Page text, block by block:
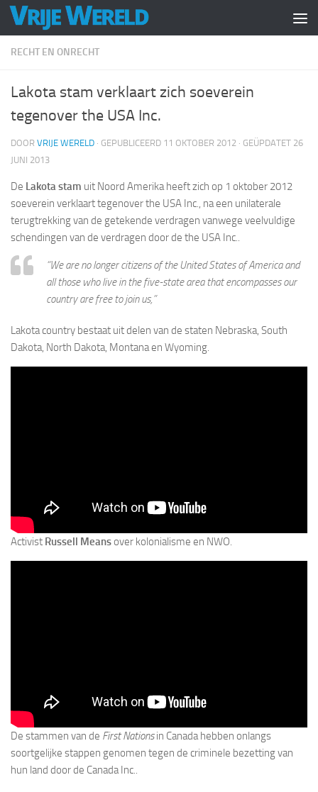
Doorgaan naar inhoud
RECHT EN ONRECHT
Lakota stam verklaart zich soeverein
tegenover the USA Inc.
DOOR VRIJE WERELD · GEPUBLICEERD 11 OKTOBER 2012 · GEÜPDATET 26
JUNI 2013
De Lakota stam uit Noord Amerika heeft zich op 1 oktober 2012
soeverein verklaart tegenover the USA Inc., na een unilaterale
terugtrekking van de getekende verdragen vanwege veelvuldige
schendingen van de verdragen door de the USA Inc..
“We are no longer citizens of the United States of America and
all those who live in the five-state area that encompasses our
country are free to join us,”
Lakota country bestaat uit delen van de staten Nebraska, South
Dakota, North Dakota, Montana en Wyoming.
Activist Russell Meansover kolonialisme en NWO.
De stammen van de First Nationsin Canada hebben onlangs
soortgelijke stappen genomen tegen de criminele bezetting van
hun land door de Canada Inc..